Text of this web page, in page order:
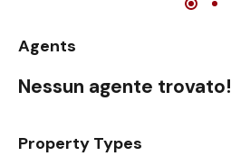
Agents
Nessun agente trovato!
Property Types